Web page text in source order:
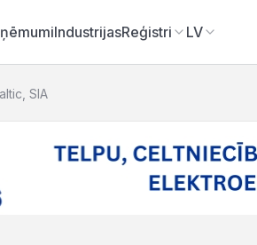
IndustrijasReģistri LV
SIA